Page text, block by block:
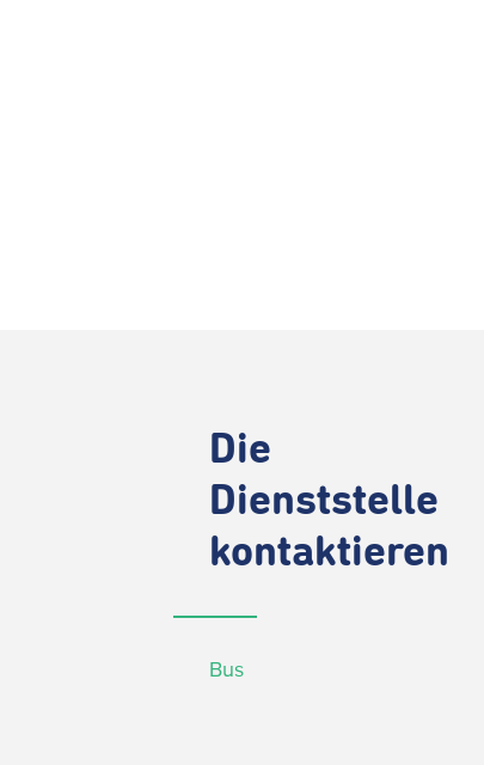
Die
Dienststelle
kontaktieren
Bus